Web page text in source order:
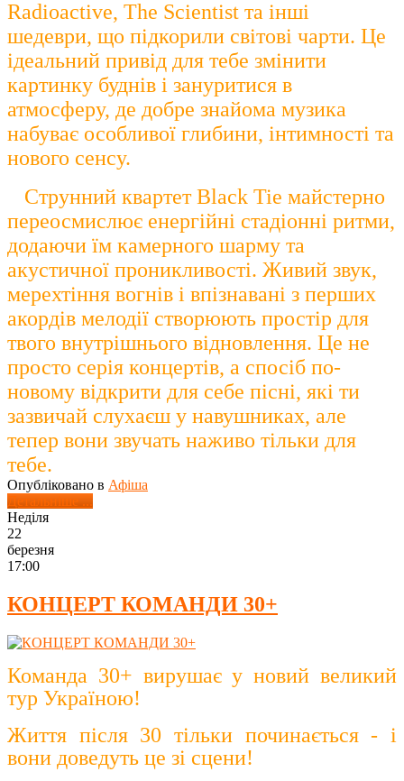
Radioactive, The Scientist та інші
шедеври, що підкорили світові чарти. Це
ідеальний привід для тебе змінити
картинку буднів і зануритися в
атмосферу, де добре знайома музика
набуває особливої глибини, інтимності та
нового сенсу.
Струнний квартет Black Tie майстерно
переосмислює енергійні стадіонні ритми,
додаючи їм камерного шарму та
акустичної проникливості. Живий звук,
мерехтіння вогнів і впізнавані з перших
акордів мелодії створюють простір для
твого внутрішнього відновлення. Це не
просто серія концертів, а спосіб по-
новому відкрити для себе пісні, які ти
зазвичай слухаєш у навушниках, але
тепер вони звучать наживо тільки для
тебе.
Опубліковано в Афіша
Детальніше ...
Неділя
22
березня
17:00
КОНЦЕРТ КОМАНДИ 30+
Команда 30+ вирушає у новий великий
тур Україною!
Життя після 30 тільки починається - і
вони доведуть це зі сцени!